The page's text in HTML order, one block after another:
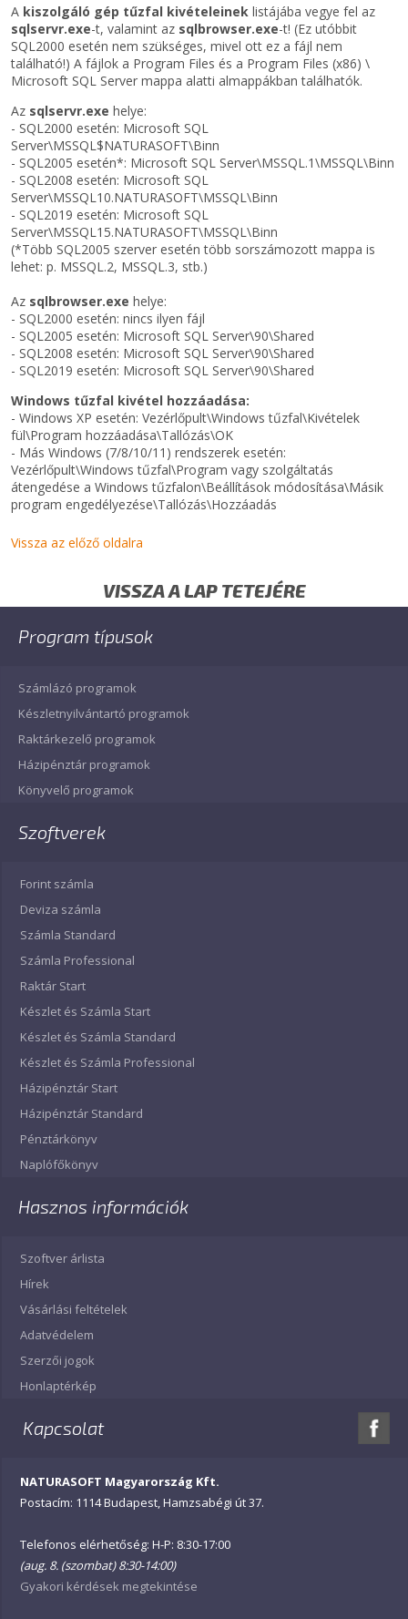
A kiszolgáló gép tűzfal kivételeinek listájába vegye fel az
sqlservr.exe-t, valamint az sqlbrowser.exe-t! (Ez utóbbit
SQL2000 esetén nem szükséges, mivel ott ez a fájl nem
található!) A fájlok a Program Files és a Program Files (x86) \
Microsoft SQL Server mappa alatti almappákban találhatók.
Az sqlservr.exe helye:
- SQL2000 esetén: Microsoft SQL
Server\MSSQL$NATURASOFT\Binn
- SQL2005 esetén*: Microsoft SQL Server\MSSQL.1\MSSQL\Binn
- SQL2008 esetén: Microsoft SQL
Server\MSSQL10.NATURASOFT\MSSQL\Binn
- SQL2019 esetén: Microsoft SQL
Server\MSSQL15.NATURASOFT\MSSQL\Binn
(*Több SQL2005 szerver esetén több sorszámozott mappa is
lehet: p. MSSQL.2, MSSQL.3, stb.)
Az sqlbrowser.exe helye:
- SQL2000 esetén: nincs ilyen fájl
- SQL2005 esetén: Microsoft SQL Server\90\Shared
- SQL2008 esetén: Microsoft SQL Server\90\Shared
- SQL2019 esetén: Microsoft SQL Server\90\Shared
Windows tűzfal kivétel hozzáadása:
- Windows XP esetén: Vezérlőpult\Windows tűzfal\Kivételek
fül\Program hozzáadása\Tallózás\OK
- Más Windows (7/8/10/11) rendszerek esetén:
Vezérlőpult\Windows tűzfal\Program vagy szolgáltatás
átengedése a Windows tűzfalon\Beállítások módosítása\Másik
program engedélyezése\Tallózás\Hozzáadás
Vissza az előző oldalra
VISSZA A LAP TETEJÉRE
Program típusok
Számlázó programok
Készletnyilvántartó programok
Raktárkezelő programok
Házipénztár programok
Könyvelő programok
Szoftverek
Forint számla
Deviza számla
Számla Standard
Számla Professional
Raktár Start
Készlet és Számla Start
Készlet és Számla Standard
Készlet és Számla Professional
Házipénztár Start
Házipénztár Standard
Pénztárkönyv
Naplófőkönyv
Hasznos információk
Szoftver árlista
Hírek
Vásárlási feltételek
Adatvédelem
Szerzői jogok
Honlaptérkép
Kapcsolat
NATURASOFT Magyarország Kft.
Postacím: 1114 Budapest, Hamzsabégi út 37.
Telefonos elérhetőség: H-P: 8:30-17:00
(aug. 8. (szombat) 8:30-14:00)
Gyakori kérdések megtekintése